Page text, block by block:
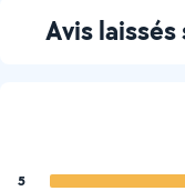
Avis laissés
5